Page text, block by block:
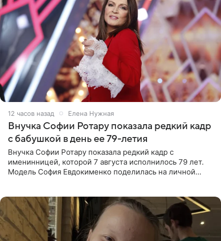
12 часов назад Елена Нужная
Внучка Софии Ротару показала редкий кадр
с бабушкой в день ее 79-летия
Внучка Софии Ротару показала редкий кадр с
именинницей, которой 7 августа исполнилось 79 лет.
Модель София Евдокименко поделилась на личной